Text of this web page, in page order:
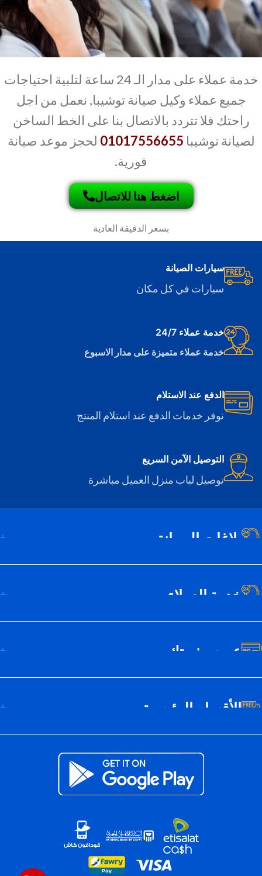
خدمة عملاء على مدار الـ 24 ساعة لتلبية احتياجات
جميع عملاء وكيل صيانة توشيبا, نعمل من اجل
راحتك فلا تتردد بالاتصال بنا على الخط الساخن
لصيانة توشيبا 01017556655 لحجز موعد صيانة
فورية.
اضغط هنا للاتصال
بسعر الدقيقة العادية
سيارات الصيانة
سيارات في كل مكان
خدمة عملاء 24/7
خدمة عملاء متميزة على مدار الاسبوع
الدفع عند الاستلام
نوفر خدمات الدفع عند استلام المنتج
التوصيل الآمن السريع
توصيل لباب منزل العميل مباشرة
بلاغات الصيانة
خدمة العملاء
عن سيف تك
الأقسام الرئيسية